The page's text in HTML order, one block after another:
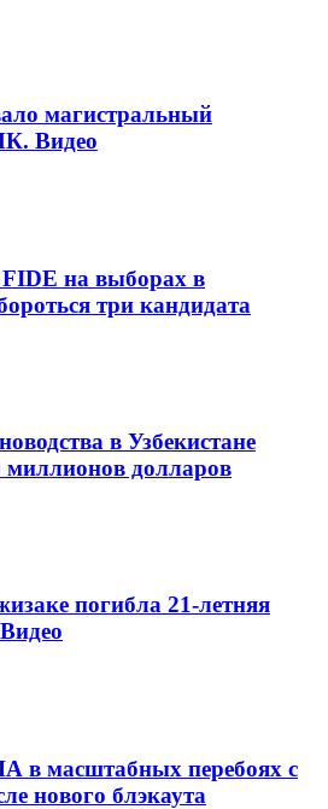
магистральный
Видео
FIDE на выборах в
три кандидата
в Узбекистане
миллионов долларов
погибла 21-летняя
в масштабных перебоях с
нового блэкаута